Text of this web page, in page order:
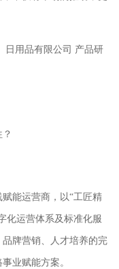
日用品有限公司 产品研
能运营商，以“工匠精
化运营体系及标准化服
牌营销、人才培养的完
业赋能方案。